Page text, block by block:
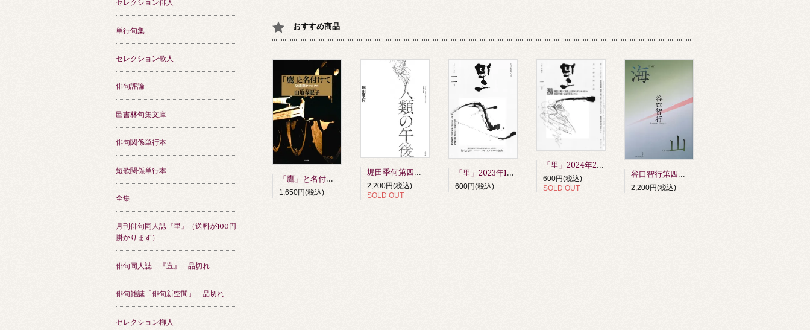
おすすめ商品
「鷹」と名付けて 草創期クロニクル 山地春眠子著
1,650円(税込)
堀田季何第四詩歌集 人類の午後 第四刷
2,200円(税込)
SOLD OUT
「里」2023年11月号
600円(税込)
「里」2024年2月号
600円(税込)
SOLD OUT
谷口智行第四句集 『海山』 第64回俳人協会賞受賞作品（令和6年度）
2,200円(税込)
セレクション俳人
単行句集
セレクション歌人
俳句評論
邑書林句集文庫
俳句関係単行本
短歌関係単行本
全集
月刊俳句同人誌『里』（送料が100円
掛かります）
俳句同人誌 『豈』 品切れ
俳句雑誌「俳句新空間」 品切れ
セレクション柳人